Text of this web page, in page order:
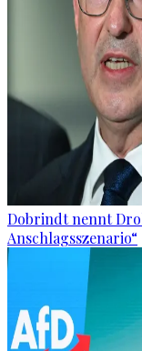
Dobrindt nennt
Anschlagsszenario“